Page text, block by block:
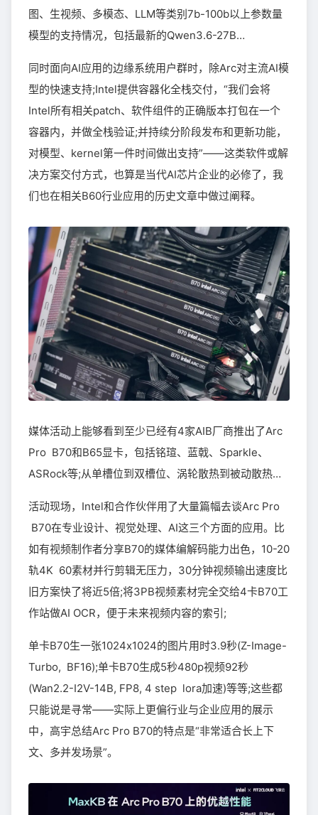
图、生视频、多模态、LLM等类别7b-100b以上参数量
模型的支持情况，包括最新的Qwen3.6-27B…
同时面向AI应用的边缘系统用户群时，除Arc对主流AI模
型的快速支持;Intel提供容器化全栈交付，“我们会将
Intel所有相关patch、软件组件的正确版本打包在一个
容器内，并做全栈验证;并持续分阶段发布和更新功能，
对模型、kernel第一件时间做出支持”——这类软件或解
决方案交付方式，也算是当代AI芯片企业的必修了，我
们也在相关B60行业应用的历史文章中做过阐释。
媒体活动上能够看到至少已经有4家AIB厂商推出了Arc
Pro B70和B65显卡，包括铭瑄、蓝戟、Sparkle、
ASRock等;从单槽位到双槽位、涡轮散热到被动散热…
活动现场，Intel和合作伙伴用了大量篇幅去谈Arc Pro
B70在专业设计、视觉处理、AI这三个方面的应用。比
如有视频制作者分享B70的媒体编解码能力出色，10-20
轨4K 60素材并行剪辑无压力，30分钟视频输出速度比
旧方案快了将近5倍;将3PB视频素材完全交给4卡B70工
作站做AI OCR，便于未来视频内容的索引;
单卡B70生一张1024x1024的图片用时3.9秒(Z-Image-
Turbo, BF16);单卡B70生成5秒480p视频92秒
(Wan2.2-I2V-14B, FP8, 4 step lora加速)等等;这些都
只能说是寻常——实际上更偏行业与企业应用的展示
中，高宇总结Arc Pro B70的特点是“非常适合长上下
文、多并发场景”。